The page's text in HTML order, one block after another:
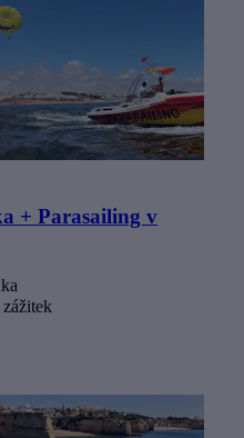
+ Parasailing v